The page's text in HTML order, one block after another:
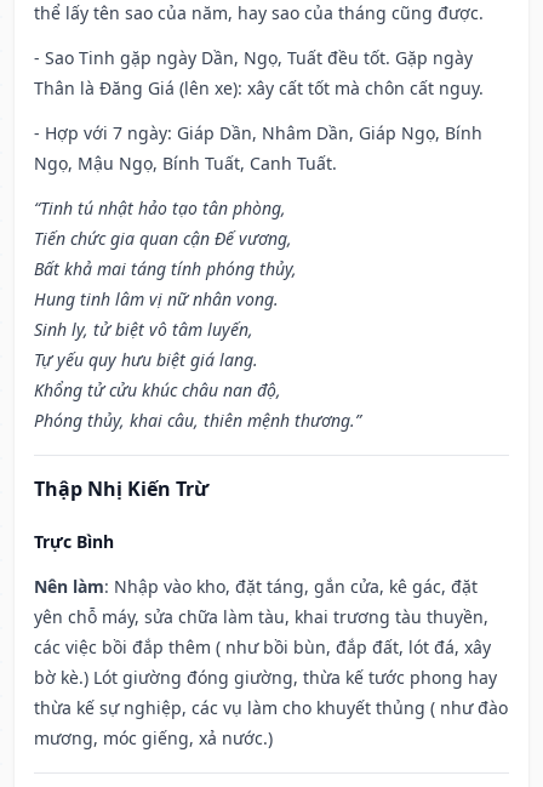
thể lấy tên sao của năm, hay sao của tháng cũng được.
- Sao Tinh gặp ngày Dần, Ngọ, Tuất đều tốt. Gặp ngày
Thân là Đăng Giá (lên xe): xây cất tốt mà chôn cất nguy.
- Hợp với 7 ngày: Giáp Dần, Nhâm Dần, Giáp Ngọ, Bính
Ngọ, Mậu Ngọ, Bính Tuất, Canh Tuất.
“Tinh tú nhật hảo tạo tân phòng,
Tiến chức gia quan cận Đế vương,
Bất khả mai táng tính phóng thủy,
Hung tinh lâm vị nữ nhân vong.
Sinh ly, tử biệt vô tâm luyến,
Tự yếu quy hưu biệt giá lang.
Khổng tử cửu khúc châu nan độ,
Phóng thủy, khai câu, thiên mệnh thương.”
Thập Nhị Kiến Trừ
Trực Bình
Nên làm: Nhập vào kho, đặt táng, gắn cửa, kê gác, đặt
yên chỗ máy, sửa chữa làm tàu, khai trương tàu thuyền,
các việc bồi đắp thêm ( như bồi bùn, đắp đất, lót đá, xây
bờ kè.) Lót giường đóng giường, thừa kế tước phong hay
thừa kế sự nghiệp, các vụ làm cho khuyết thủng ( như đào
mương, móc giếng, xả nước.)